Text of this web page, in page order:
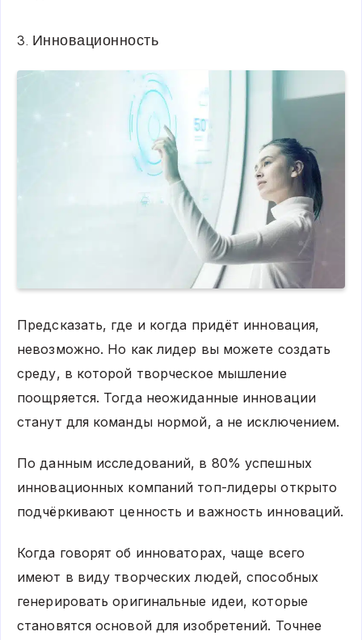
3. Инновационность
Предсказать, где и когда придёт инновация,
невозможно. Но как лидер вы можете создать
среду, в которой творческое мышление
поощряется. Тогда неожиданные инновации
станут для команды нормой, а не исключением.
По данным исследований, в 80% успешных
инновационных компаний топ-лидеры открыто
подчёркивают ценность и важность инноваций.
Когда говорят об инноваторах, чаще всего
имеют в виду творческих людей, способных
генерировать оригинальные идеи, которые
становятся основой для изобретений. Точнее